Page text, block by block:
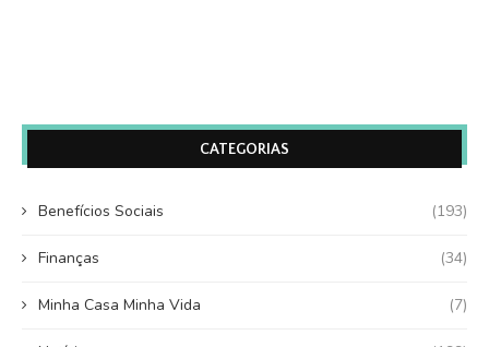
CATEGORIAS
Benefícios Sociais (193)
Finanças (34)
Minha Casa Minha Vida (7)